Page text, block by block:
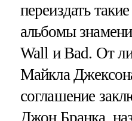
переиздать
альбомы
Wall и Bad. От
Майкла
соглашение